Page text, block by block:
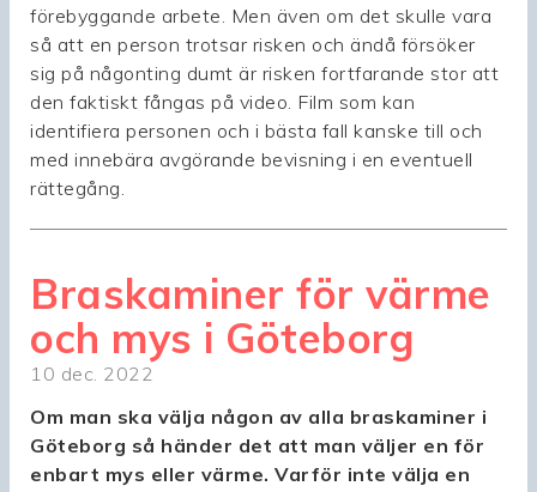
förebyggande arbete. Men även om det skulle vara
så att en person trotsar risken och ändå försöker
sig på någonting dumt är risken fortfarande stor att
den faktiskt fångas på video. Film som kan
identifiera personen och i bästa fall kanske till och
med innebära avgörande bevisning i en eventuell
rättegång.
Braskaminer för värme
och mys i Göteborg
10 dec. 2022
Om man ska välja någon av alla braskaminer i
Göteborg så händer det att man väljer en för
enbart mys eller värme. Varför inte välja en